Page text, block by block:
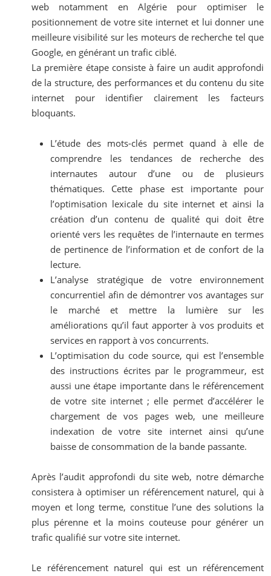
web notamment en Algérie pour optimiser le
positionnement de votre site internet et lui donner une
meilleure visibilité sur les moteurs de recherche tel que
Google, en générant un trafic ciblé.
La première étape consiste à faire un audit approfondi
de la structure, des performances et du contenu du site
internet pour identifier clairement les facteurs
bloquants.
L’étude des mots-clés permet quand à elle de
comprendre les tendances de recherche des
internautes autour d’une ou de plusieurs
thématiques. Cette phase est importante pour
l’optimisation lexicale du site internet et ainsi la
création d’un contenu de qualité qui doit être
orienté vers les requêtes de l’internaute en termes
de pertinence de l’information et de confort de la
lecture.
L’analyse stratégique de votre environnement
concurrentiel afin de démontrer vos avantages sur
le marché et mettre la lumière sur les
améliorations qu’il faut apporter à vos produits et
services en rapport à vos concurrents.
L’optimisation du code source, qui est l’ensemble
des instructions écrites par le programmeur, est
aussi une étape importante dans le référencement
de votre site internet ; elle permet d’accélérer le
chargement de vos pages web, une meilleure
indexation de votre site internet ainsi qu’une
baisse de consommation de la bande passante.
Après l’audit approfondi du site web, notre démarche
consistera à optimiser un référencement naturel, qui à
moyen et long terme, constitue l’une des solutions la
plus pérenne et la moins couteuse pour générer un
trafic qualifié sur votre site internet.
Le référencement naturel qui est un référencement